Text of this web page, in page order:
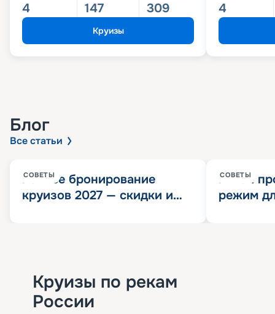
4 147 309
Круизы
4
Блог
Все статьи
СОВЕТЫ
Раннее бронирование
круизов 2027 — скидки и
СОВЕТЫ
Китай
режим
Круизы по рекам
России